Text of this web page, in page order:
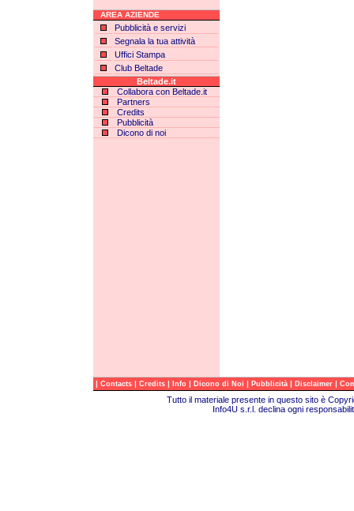
AREA AZIENDE
Pubblicità e servizi
Segnala la tua attività
Uffici Stampa
Club Beltade
Beltade.it
Collabora con Beltade.it
Partners
Credits
Pubblicità
Dicono di noi
| Contacts | Credits | Info | Dicono di Noi | Pubblicità | Disclaimer |
Tutto il materiale presente in questo sito è
Info4U s.r.l. declina ogni